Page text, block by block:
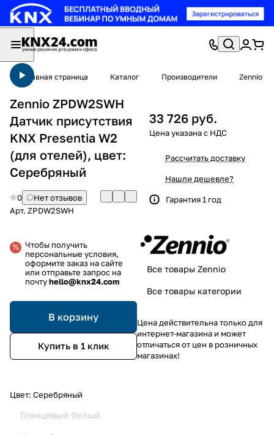
Главная страница Каталог Производители Zennio
Zennio ZPDW2SWH
Датчик присутствия
KNX Presentia W2
(для отелей), цвет:
Серебряный
0
Нет отзывов
Арт. ZPDW2SWH
Чтобы получить
персональные условия,
оформите заказ на сайте
или отправьте запрос на
почтуhello@knx24.com
В корзину
Купить в 1 клик
Цвет: Серебряный
Глянцевый белый
33 726 руб.
Рассчитать доставку
Нашли дешевле?
Гарантия 1 год
Все товары Zennio
Все товары категории
Цена действительна только для
интернет-магазина и может
отличаться от цен в розничных
магазинах!